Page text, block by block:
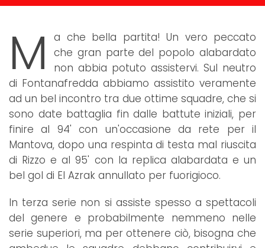
M
a che bella partita! Un vero peccato
che gran parte del popolo alabardato
non abbia potuto assistervi. Sul neutro
di Fontanafredda abbiamo assistito veramente
ad un bel incontro tra due ottime squadre, che si
sono date battaglia fin dalle battute iniziali, per
finire al 94' con un'occasione da rete per il
Mantova, dopo una respinta di testa mal riuscita
di Rizzo e al 95' con la replica alabardata e un
bel gol di El Azrak annullato per fuorigioco.
In terza serie non si assiste spesso a spettacoli
del genere e probabilmente nemmeno nelle
serie superiori, ma per ottenere ciò, bisogna che